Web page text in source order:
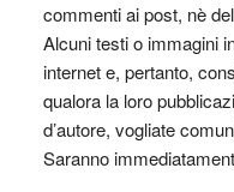
commenti ai post, nè
Alcuni testi o immagini
internet e, pertanto,
qualora la loro
d’autore, vogliate
Saranno